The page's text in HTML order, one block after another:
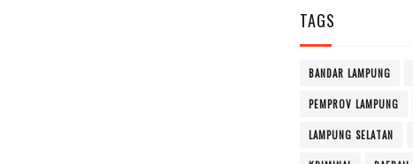
TAGS
BANDAR LAMPUNG
PEMPROV LAMPUNG
LAMPUNG SELATAN